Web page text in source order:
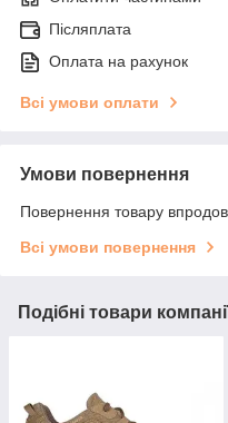
Післяплата
Оплата на рахунок
Всі умови оплати
Умови повернення
Повернення товару
Всі умови повернення
Подібні товари